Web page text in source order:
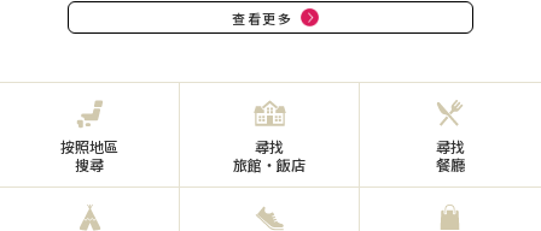
查看更多
按照地區
搜尋
尋找
旅館・飯店
尋找
餐廳